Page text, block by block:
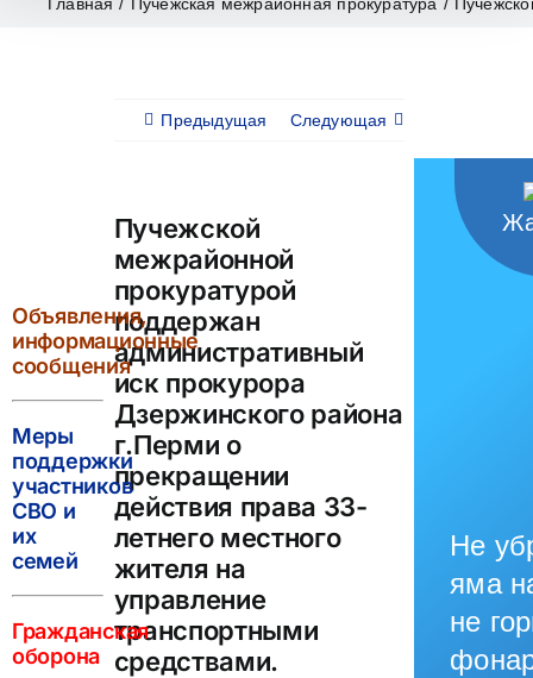
Предыдущая Следующая
Пучежской
межрайонной
прокуратурой
поддержан
административный
иск прокурора
Дзержинского района
г.Перми о
прекращении
действия права 33-
летнего местного
жителя на
управление
транспортными
средствами.
Объявления,
информационные
сообщения
Меры
поддержки
участников
СВО и
их
семей
Гражданская
оборона
Не
яма
не